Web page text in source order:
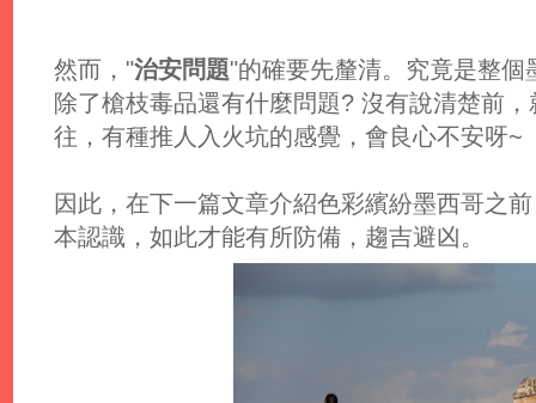
然而，"治安問題"的確要先釐清。究竟是整
除了槍枝毒品還有什麼問題? 沒有說清楚前
往，有種推人入火坑的感覺，會良心不安呀~
因此，在下一篇文章介紹色彩繽紛墨西哥之
本認識，如此才能有所防備，趨吉避凶。